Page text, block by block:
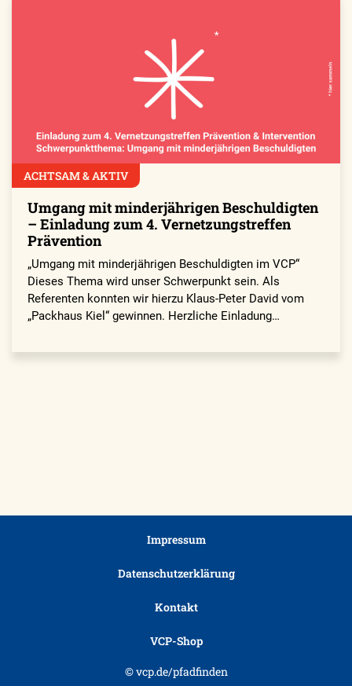
ACHTSAM & AKTIV
Umgang mit minderjährigen Beschuldigten
– Einladung zum 4. Vernetzungstreffen
Prävention
„Umgang mit minderjährigen Beschuldigten im VCP“
Dieses Thema wird unser Schwerpunkt sein. Als
Referenten konnten wir hierzu Klaus-Peter David vom
„Packhaus Kiel“ gewinnen. Herzliche Einladung…
Impressum
Datenschutzerklärung
Kontakt
VCP-Shop
© vcp.de/pfadfinden